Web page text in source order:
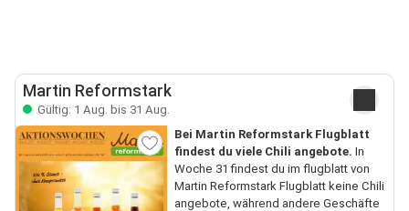
Martin Reformstark
Gültig: 1 Aug. bis 31 Aug.
Bei Martin Reformstark Flugblatt
findest du viele Chili angebote. In
Woche 31 findest du im flugblatt von
Martin Reformstark Flugblatt keine Chili
angebote, während andere Geschäfte